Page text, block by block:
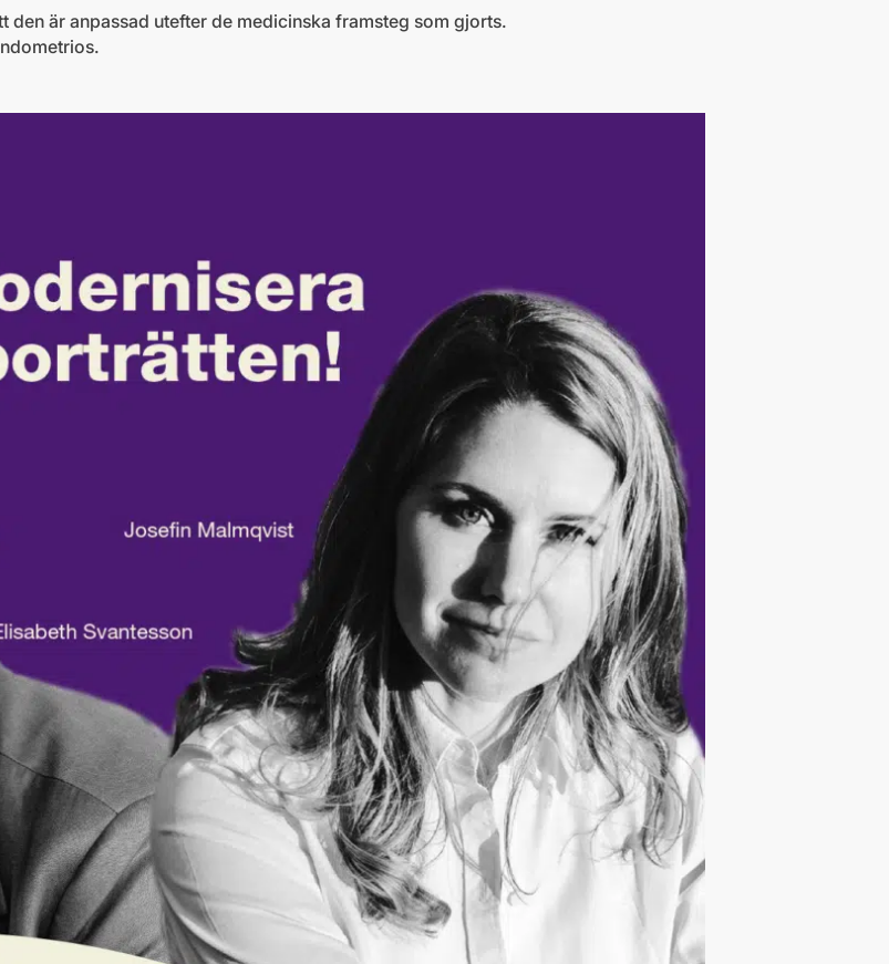
den är anpassad utefter de medicinska framsteg som gjorts.